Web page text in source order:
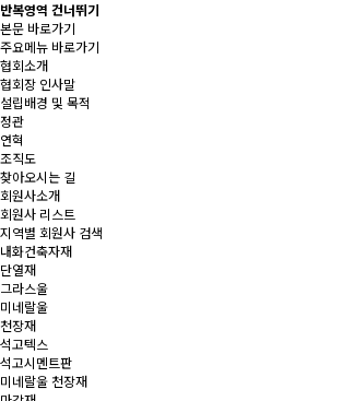
반복영역 건너뛰기
본문 바로가기
주요메뉴 바로가기
협회소개
협회장 인사말
설립배경 및 목적
정관
연혁
조직도
찾아오시는 길
회원사소개
회원사 리스트
지역별 회원사 검색
내화건축자재
단열재
그라스울
미네랄울
천장재
석고텍스
석고시멘트판
미네랄울 천장재